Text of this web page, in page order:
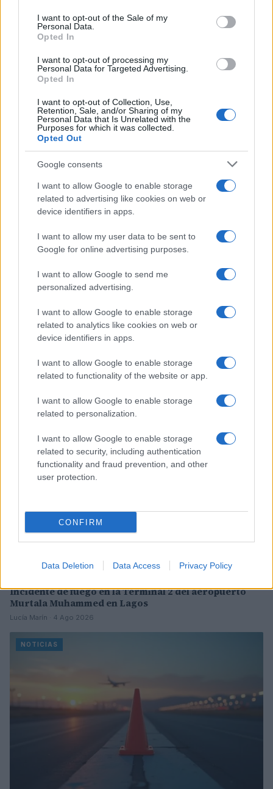
consent section.
I want to opt-out of the Sale of my
Personal Data.
Opted In
I want to opt-out of processing my
Personal Data for Targeted Advertising.
Opted In
I want to opt-out of Collection, Use,
Retention, Sale, and/or Sharing of my
Personal Data that Is Unrelated with the
Purposes for which it was collected.
Opted Out
Google consents
I want to allow Google to enable storage
related to advertising like cookies on web or
device identifiers in apps.
I want to allow my user data to be sent to
Google for online advertising purposes.
I want to allow Google to send me
personalized advertising.
I want to allow Google to enable storage
related to analytics like cookies on web or
device identifiers in apps.
I want to allow Google to enable storage
related to functionality of the website or app.
I want to allow Google to enable storage
related to personalization.
I want to allow Google to enable storage
related to security, including authentication
functionality and fraud prevention, and other
user protection.
CONFIRM
Data Deletion Data Access Privacy Policy
AUTOR
Staff
Incidente de fuego en la Terminal 2 del aeropuerto
Murtala Muhammed en Lagos
Lucía Marín · 4 Ago 2026
NOTICIAS